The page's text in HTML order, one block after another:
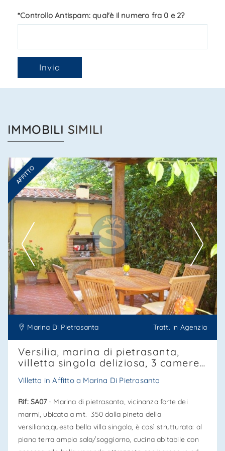
*Controllo Antispam: qual'è il numero fra 0 e 2?
Invia
IMMOBILI SIMILI
AFFITTO
Ti interessa?
Contatta
--------------------
Vedi tutti i dettagli
Marina Di Pietrasanta Tratt. in Agenzia
Versilia, marina di pietrasanta,
villetta singola deliziosa, 3 camere.
Villetta in Affitto a Marina Di Pietrasanta
Rif: SA07- Marina di pietrasanta, vicinanza forte dei
marmi, ubicata a mt. 350 dalla pineta della
versiliana,questa bella villa singola, è così strutturata: al
piano terra ampia sala/soggiorno, cucina abitabile con